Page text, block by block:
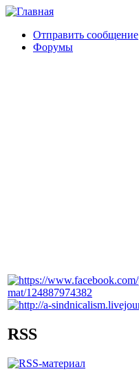
Отправить сообщение
Форумы
RSS